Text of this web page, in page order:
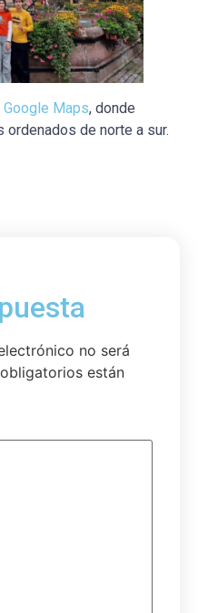
Google Maps, donde
de norte a sur.
no será
están